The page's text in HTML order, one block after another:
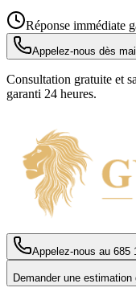
Réponse immédiate
Appelez-nous dès
Consultation gratuite et
garanti 24 heures.
Appelez-nous au 685
Demander une